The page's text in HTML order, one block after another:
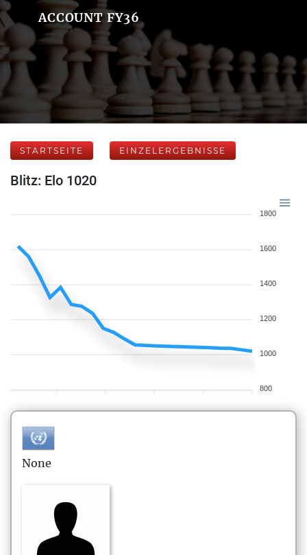
ACCOUNT FY36
STARTSEITE EINZELERGEBNISSE
Blitz: Elo 1020
1800
1600
1400
1200
1000
800
None